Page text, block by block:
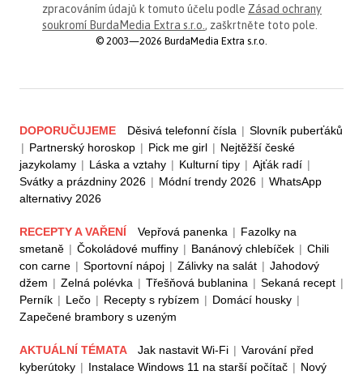
zpracováním údajů k tomuto účelu podle Zásad ochrany
soukromí BurdaMedia Extra s.r.o. , zaškrtněte toto pole.
© 2003—2026 BurdaMedia Extra s.r.o.
DOPORUČUJEME Děsivá telefonní čísla | Slovník puberťáků
| Partnerský horoskop | Pick me girl | Nejtěžší české
jazykolamy | Láska a vztahy | Kulturní tipy | Ajťák radí |
Svátky a prázdniny 2026 | Módní trendy 2026 | WhatsApp
alternativy 2026
RECEPTY A VAŘENÍ Vepřová panenka | Fazolky na
smetaně | Čokoládové muffiny | Banánový chlebíček | Chili
con carne | Sportovní nápoj | Zálivky na salát | Jahodový
džem | Zelná polévka | Třešňová bublanina | Sekaná recept |
Perník | Lečo | Recepty s rybízem | Domácí housky |
Zapečené brambory s uzeným
AKTUÁLNÍ TÉMATA Jak nastavit Wi-Fi | Varování před
kyberútoky | Instalace Windows 11 na starší počítač | Nový